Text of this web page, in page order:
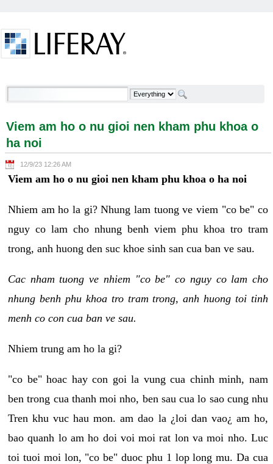
Viem am ho o nu gioi nen kham phu khoa o ha noi -
Viem am ho o nu gioi nen kham phu khoa o
ha noi
12/9/23 12:26 AM
Viem am ho o nu gioi nen kham phu khoa o ha noi
Nhiem am ho la gi? Nhung lam tuong ve viem "co be" co
nguy co lam cho nhung benh viem phu khoa tro tram
trong, anh huong den suc khoe sinh san cua ban ve sau.
Cac nham tuong ve nhiem "co be" co nguy co lam cho
nhung benh phu khoa tro tram trong, anh huong toi tinh
menh co con cua ban ve sau.
Nhiem trung am ho la gi?
"co be" hoac hay con goi la vung cua chinh minh, nam
ben trong cua thanh moi nho, ben sau cua lo sao cung nhu
Tren khu vuc hau mon. am dao la ¿loi dan vao¿ am ho,
bao quanh lo am ho doi voi moi rat lon va moi nho. Luc
toi tuoi moi lon, "co be" duoc phu 1 lop long mu. Da cua